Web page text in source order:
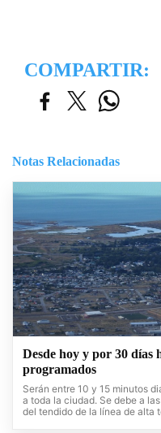
COMPARTIR:
Notas Relacionadas
Desde hoy y por 30 días
programados
Serán entre 10 y 15 minutos
a toda la ciudad. Se debe a
del tendido de la línea de alta